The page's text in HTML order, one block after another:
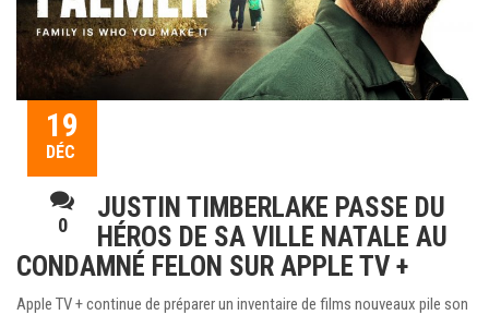
19
DÉC
0
JUSTIN TIMBERLAKE PASSE DU
HÉROS DE SA VILLE NATALE AU
CONDAMNÉ FELON SUR APPLE TV +
Apple TV + continue de préparer un inventaire de films nouveaux pile son